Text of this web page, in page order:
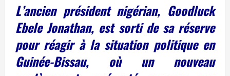
L’ancien président nigérian, Goodluck
Ebele Jonathan, est sorti de sa réserve
pour réagir à la situation politique en
Guinée-Bissau, où un nouveau